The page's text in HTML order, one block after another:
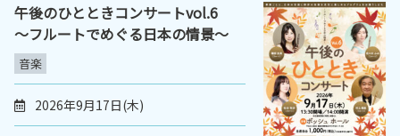
午後のひとときコンサートvol.6
～フルートでめぐる日本の情景～
音楽
2026年9月17日(木)